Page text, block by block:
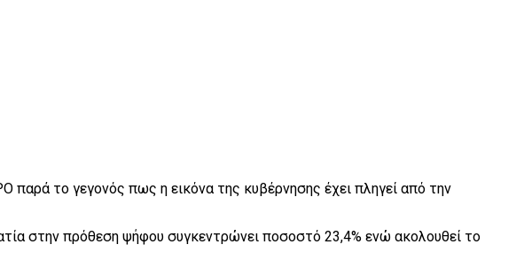
το γεγονός πως η εικόνα της κυβέρνησης έχει πληγεί από την
στην πρόθεση ψήφου συγκεντρώνει ποσοστό 23,4% ενώ ακολουθεί το